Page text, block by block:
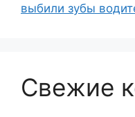
выбили зубы
Свежие